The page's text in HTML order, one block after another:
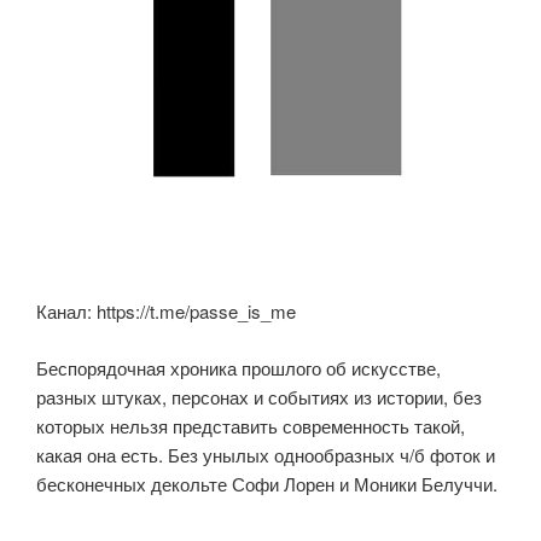
Канал: https://t.me/passe_is_me
Беспорядочная хроника прошлого об искусстве,
разных штуках, персонах и событиях из истории, без
которых нельзя представить современность такой,
какая она есть. Без унылых однообразных ч/б фоток и
бесконечных декольте Софи Лорен и Моники Белуччи.